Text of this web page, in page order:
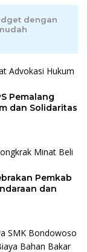
dengan
Pemalang
dan Solidaritas
Pemkab
dan